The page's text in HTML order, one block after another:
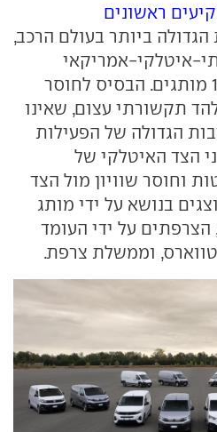
ראשונים
ביותר בעולם הרכב,
איטלקי-אמריקאי
שתחתיו לא פחות מ-14 מותגים. הבסיס לחוסר
תקשורתי עצום, שאינו
הגדולה של הפעילות
הצד האיטלקי של
וחוסר שוויון מול הצד
בנושא על ידי מותג
על ידי העומד
וממשלת צרפת.